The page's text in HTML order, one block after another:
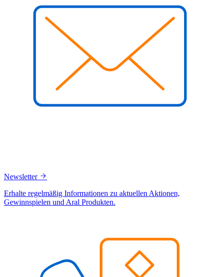
Newsletter
Erhalte regelmäßig Informationen zu aktuellen Aktionen,
Gewinnspielen und Aral Produkten.